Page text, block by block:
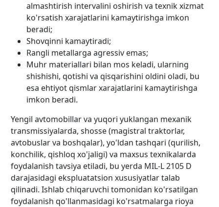
almashtirish intervalini oshirish va texnik xizmat
ko'rsatish xarajatlarini kamaytirishga imkon
beradi;
Shovqinni kamaytiradi;
Rangli metallarga agressiv emas;
Muhr materiallari bilan mos keladi, ularning
shishishi, qotishi va qisqarishini oldini oladi, bu
esa ehtiyot qismlar xarajatlarini kamaytirishga
imkon beradi.
Yengil avtomobillar va yuqori yuklangan mexanik
transmissiyalarda, shosse (magistral traktorlar,
avtobuslar va boshqalar), yo'ldan tashqari (qurilish,
konchilik, qishloq xo'jaligi) va maxsus texnikalarda
foydalanish tavsiya etiladi, bu yerda MIL-L 2105 D
darajasidagi ekspluatatsion xususiyatlar talab
qilinadi. Ishlab chiqaruvchi tomonidan ko'rsatilgan
foydalanish qo'llanmasidagi ko'rsatmalarga rioya